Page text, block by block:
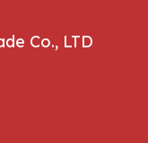
Co., LTD